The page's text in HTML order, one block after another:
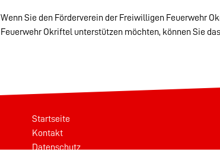
Wenn Sie den Förderverein der Freiwilligen Feuerwehr
Feuerwehr Okriftel unterstützen möchten, können Sie
Startseite
Kontakt
Datenschutz